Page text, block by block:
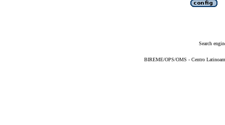
Search
BIREME/OPS/OMS - Centro